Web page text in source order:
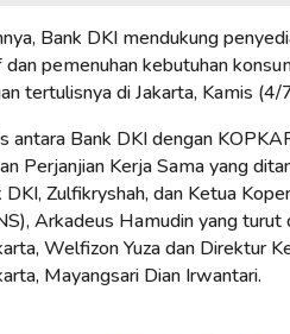
Bank DKI mendukung
pemenuhan kebutuhan
tertulisnya di Jakarta, Kamis
antara Bank DKI dengan
Perjanjian Kerja Sama yang
Zulfikryshah, dan Ketua
Arkadeus Hamudin yang
Welfizon Yuza dan Direktur
Mayangsari Dian Irwantari.